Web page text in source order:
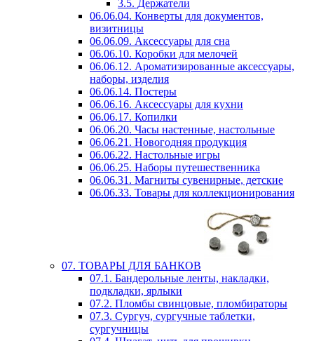
3.5. Держатели
06.06.04. Конверты для документов,
визитницы
06.06.09. Аксессуары для сна
06.06.10. Коробки для мелочей
06.06.12. Ароматизированные аксессуары,
наборы, изделия
06.06.14. Постеры
06.06.16. Аксессуары для кухни
06.06.17. Копилки
06.06.20. Часы настенные, настольные
06.06.21. Новогодняя продукция
06.06.22. Настольные игры
06.06.25. Наборы путешественника
06.06.31. Магниты сувенирные, детские
06.06.33. Товары для коллекционирования
07. ТОВАРЫ ДЛЯ БАНКОВ
07.1. Бандерольные ленты, накладки,
подкладки, ярлыки
07.2. Пломбы свинцовые, пломбираторы
07.3. Сургуч, сургучные таблетки,
сургучницы